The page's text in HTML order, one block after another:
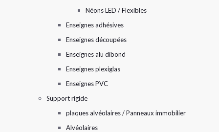
Néons LED / Flexibles
Enseignes adhésives
Enseignes découpées
Enseignes alu dibond
Enseignes plexiglas
Enseignes PVC
Support rigide
plaques alvéolaires / Panneaux immobilier
Alvéolaires